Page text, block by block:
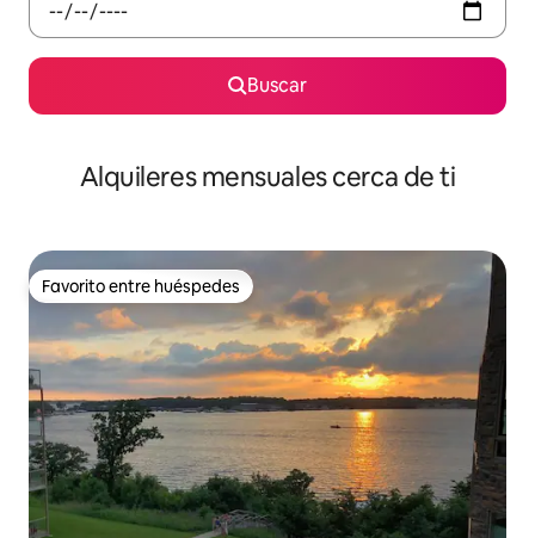
Buscar
Alquileres mensuales cerca de ti
Favorito entre huéspedes
Favorito entre huéspedes